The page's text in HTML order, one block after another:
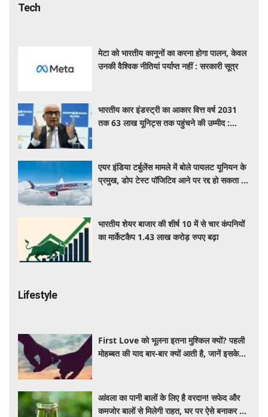
Tech
मेटा को भारतीय कानूनों का करना होगा पालन, केवल
उनकी वैश्विक नीतियां पर्याप्त नहीं : सरकारी सूत्र
भारतीय कार इंडस्ट्री का आकार वित्त वर्ष 2031
तक 63 लाख यूनिट्स तक पहुंचने की उम्मीद :
एयर इंडिया टर्बुलेंस मामले में बोले पायलट यूनियन के
प्रमुख, डोप टेस्ट पॉजिटिव आने पर रद्द हो सकता है
भारतीय शेयर बाजार की शीर्ष 10 में से चार कंपनियों
का मार्केटकैप 1.43 लाख करोड़ रुपए बढ़ा
Lifestyle
First Love को भूलना इतना मुश्किल क्यों? पहली
मोहब्बत की याद बार-बार क्यों आती है, जानें इसके
आंवला का पानी बालों के लिए है वरदान! सफेद और
कमजोर बालों से मिलेगी राहत, घर पर ऐसे बनाकर करें